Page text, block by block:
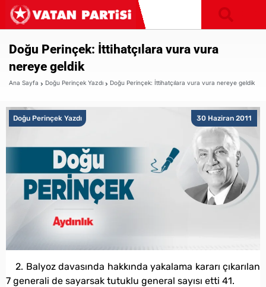
Doğu Perinçek: İttihatçılara vura vura
nereye geldik
Ana Sayfa Doğu Perinçek Yazdı Doğu Perinçek: İttihatçılara vura vura nereye geldik
30 Haziran 2011
Doğu Perinçek Yazdı
2. Balyoz davasında hakkında yakalama kararı çıkarılan
7 generali de sayarsak tutuklu general sayısı etti 41.